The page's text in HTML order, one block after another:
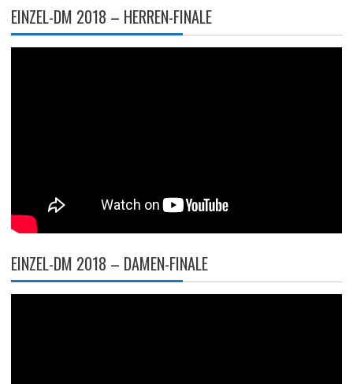
EINZEL-DM 2018 – HERREN-FINALE
EINZEL-DM 2018 – DAMEN-FINALE